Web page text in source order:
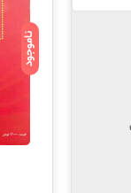
ناموجود